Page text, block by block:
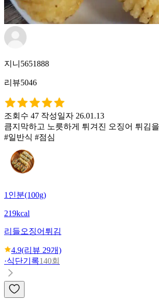
지니5651888
리뷰5046
조회수 47 작성일자 26.01.13
큼지막하고 노릇하게 튀겨진 오징어 튀김
#일반식 #점심
1인분(100g)
219kcal
리들오징어튀김
4.9(리뷰 29개)
·식단기록140회